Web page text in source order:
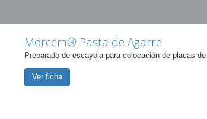
Morcem® Pasta de Agarre
Preparado de escayola para colocación de placas
Ver ficha